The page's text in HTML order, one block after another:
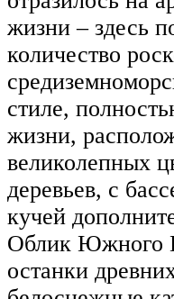
жизни – здесь
количество
стиле,
жизни,
великолепных
деревьев, с
кучей
Облик Южного
останки